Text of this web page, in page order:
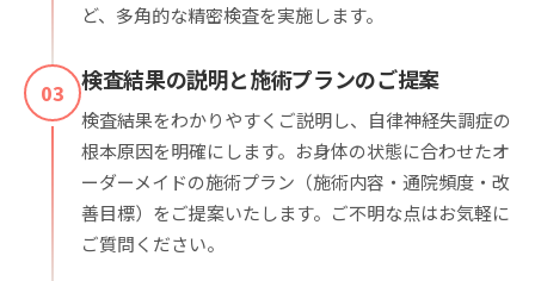
ど、多角的な精密検査を実施します。
03 検査結果の説明と施術プランのご提案
検査結果をわかりやすくご説明し、自律神経失調症の
根本原因を明確にします。お身体の状態に合わせたオ
ーダーメイドの施術プラン（施術内容・通院頻度・改
善目標）をご提案いたします。ご不明な点はお気軽に
ご質問ください。